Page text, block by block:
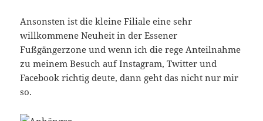
Ansonsten ist die kleine Filiale eine sehr
willkommene Neuheit in der Essener
Fußgängerzone und wenn ich die rege Anteilnahme
zu meinem Besuch auf Instagram, Twitter und
Facebook richtig deute, dann geht das nicht nur mir
so.